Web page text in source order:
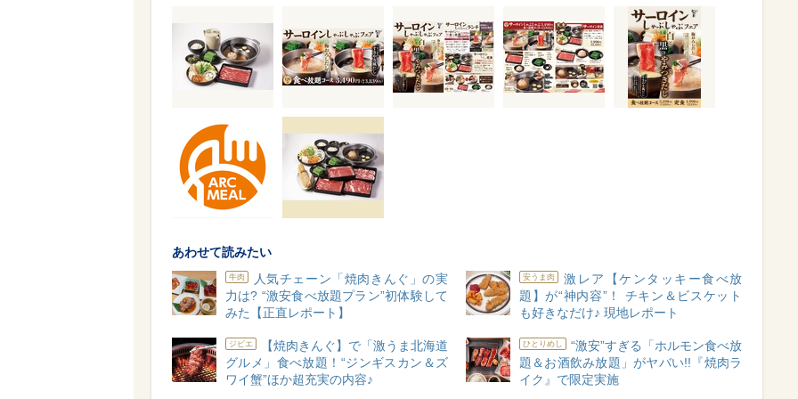
あわせて読みたい
牛肉
人気チェーン「焼肉きんぐ」の実
力は? “激安食べ放題プラン”初体験して
みた【正直レポート】
安うま肉
激レア【ケンタッキー食べ放
題】が“神内容”！ チキン＆ビスケット
も好きなだけ♪ 現地レポート
ジビエ
【焼肉きんぐ】で「激うま北海道
グルメ」食べ放題！“ジンギスカン＆ズ
ワイ蟹”ほか超充実の内容♪
ひとりめし
“激安”すぎる「ホルモン食べ放
題＆お酒飲み放題」がヤバい!!『焼肉ラ
イク』で限定実施